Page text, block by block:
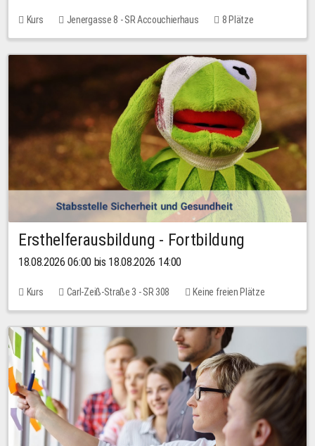
Kurs Jenergasse 8 - SR Accouchierhaus 8 Plätze
Ersthelferausbildung - Fortbildung
18.08.2026 06:00 bis 18.08.2026 14:00
Kurs Carl-Zeiß-Straße 3 - SR 308 Keine freien Plätze